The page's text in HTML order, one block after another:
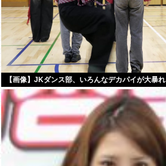
【画像】JKダンス部、いろんなデカパイが大暴れ